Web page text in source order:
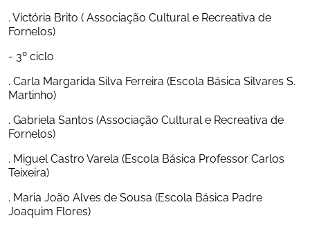
. Victória Brito ( Associação Cultural e Recreativa de
Fornelos)
- 3º ciclo
. Carla Margarida Silva Ferreira (Escola Básica Silvares S.
Martinho)
. Gabriela Santos (Associação Cultural e Recreativa de
Fornelos)
. Miguel Castro Varela (Escola Básica Professor Carlos
Teixeira)
. Maria João Alves de Sousa (Escola Básica Padre
Joaquim Flores)